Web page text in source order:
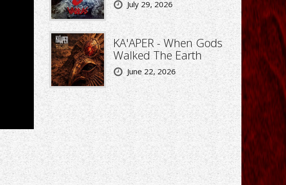
July 29, 2026
KA'APER - When Gods
Walked The Earth
June 22, 2026